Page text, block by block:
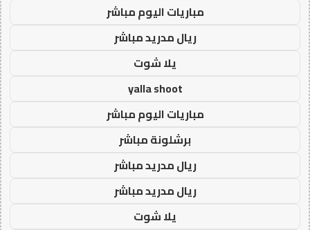
مباريات اليوم مباشر
ريال مدريد مباشر
يلا شوت
yalla shoot
مباريات اليوم مباشر
برشلونة مباشر
ريال مدريد مباشر
ريال مدريد مباشر
يلا شوت